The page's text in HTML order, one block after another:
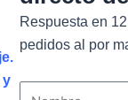
y
Respuesta en
pedidos al por